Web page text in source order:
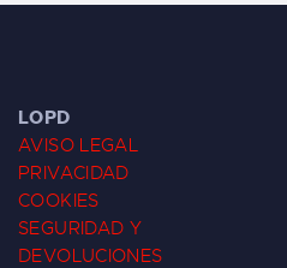
LOPD
AVISO LEGAL
PRIVACIDAD
COOKIES
SEGURIDAD Y
DEVOLUCIONES